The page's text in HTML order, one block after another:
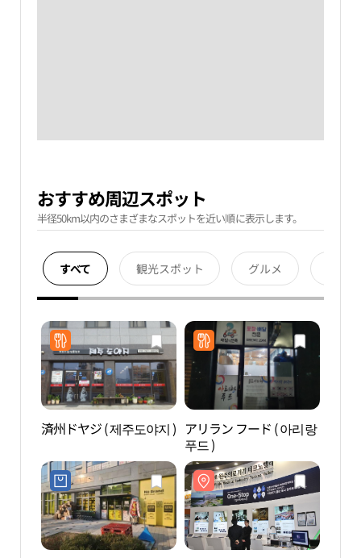
おすすめ周辺スポット
半径50km以内のさまざまなスポットを近い順に表示します。
すべて 観光スポット グルメ
済州ドヤジ ( 제주도야지 ) アリラン フード ( 아리랑
푸드 )